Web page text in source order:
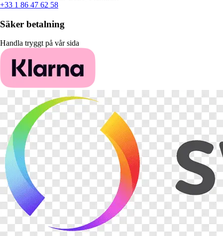
+33 1 86 47 62 58
Säker betalning
Handla tryggt på vår sida